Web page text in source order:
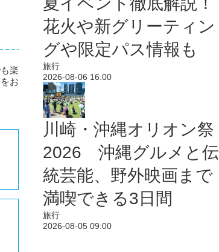
楽
お
花火や新グリーティン
グや限定パス情報も
旅行
2026-08-06 16:00
川崎・沖縄オリオン祭
2026 沖縄グルメと伝
統芸能、野外映画まで
満喫できる3日間
旅行
2026-08-05 09:00